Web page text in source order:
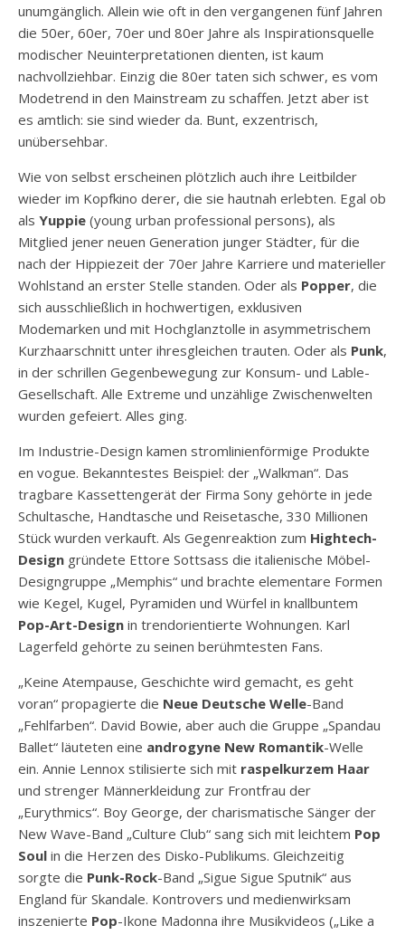
unumgänglich. Allein wie oft in den vergangenen fünf Jahren
die 50er, 60er, 70er und 80er Jahre als Inspirationsquelle
modischer Neuinterpretationen dienten, ist kaum
nachvollziehbar. Einzig die 80er taten sich schwer, es vom
Modetrend in den Mainstream zu schaffen. Jetzt aber ist
es amtlich: sie sind wieder da. Bunt, exzentrisch,
unübersehbar.
Wie von selbst erscheinen plötzlich auch ihre Leitbilder
wieder im Kopfkino derer, die sie hautnah erlebten. Egal ob
als Yuppie (young urban professional persons), als
Mitglied jener neuen Generation junger Städter, für die
nach der Hippiezeit der 70er Jahre Karriere und materieller
Wohlstand an erster Stelle standen. Oder als Popper, die
sich ausschließlich in hochwertigen, exklusiven
Modemarken und mit Hochglanztolle in asymmetrischem
Kurzhaarschnitt unter ihresgleichen trauten. Oder als Punk,
in der schrillen Gegenbewegung zur Konsum- und Lable-
Gesellschaft. Alle Extreme und unzählige Zwischenwelten
wurden gefeiert. Alles ging.
Im Industrie-Design kamen stromlinienförmige Produkte
en vogue. Bekanntestes Beispiel: der „Walkman“. Das
tragbare Kassettengerät der Firma Sony gehörte in jede
Schultasche, Handtasche und Reisetasche, 330 Millionen
Stück wurden verkauft. Als Gegenreaktion zum Hightech-
Design gründete Ettore Sottsass die italienische Möbel-
Designgruppe „Memphis“ und brachte elementare Formen
wie Kegel, Kugel, Pyramiden und Würfel in knallbuntem
Pop-Art-Design in trendorientierte Wohnungen. Karl
Lagerfeld gehörte zu seinen berühmtesten Fans.
„Keine Atempause, Geschichte wird gemacht, es geht
voran“ propagierte die Neue Deutsche Welle-Band
„Fehlfarben“. David Bowie, aber auch die Gruppe „Spandau
Ballet“ läuteten eine androgyne New Romantik-Welle
ein. Annie Lennox stilisierte sich mit raspelkurzem Haar
und strenger Männerkleidung zur Frontfrau der
„Eurythmics“. Boy George, der charismatische Sänger der
New Wave-Band „Culture Club“ sang sich mit leichtem Pop
Soul in die Herzen des Disko-Publikums. Gleichzeitig
sorgte die Punk-Rock-Band „Sigue Sigue Sputnik“ aus
England für Skandale. Kontrovers und medienwirksam
inszenierte Pop-Ikone Madonna ihre Musikvideos („Like a